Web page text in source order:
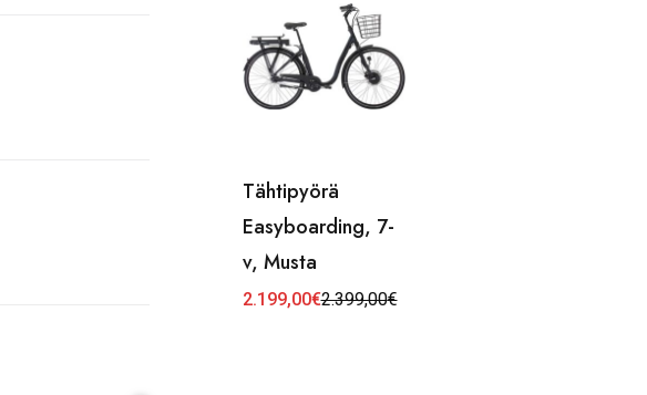
Tähtipyörä
Easyboarding, 7-
v, Musta
2.399,00€
Alkuperäinen
2.199,00€
Nykyinen